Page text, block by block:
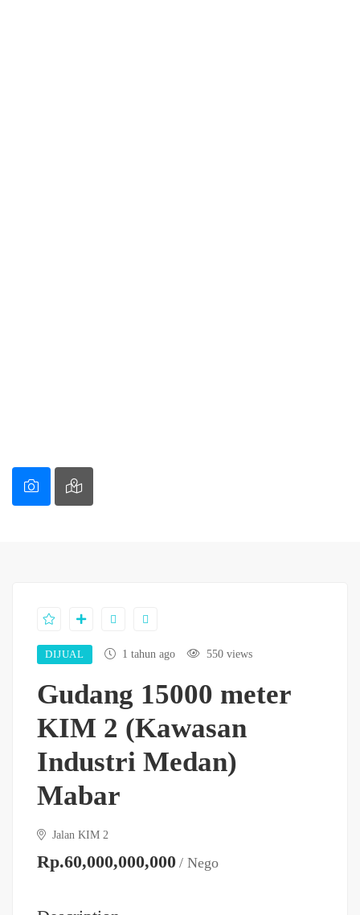
DIJUAL 1 tahun ago 550 views
Gudang 15000 meter
KIM 2 (Kawasan
Industri Medan)
Mabar
Jalan KIM 2
Rp.60,000,000,000 / Nego